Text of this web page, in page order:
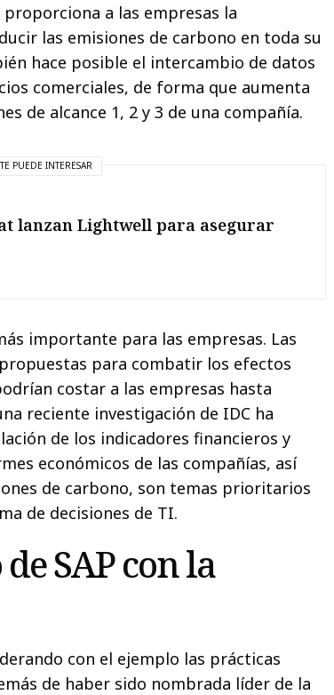
proporciona a las empresas la
las emisiones de carbono en toda su
hace posible el intercambio de datos
comerciales, de forma que aumenta
de alcance 1, 2 y 3 de una compañía.
TE PUEDE INTERESAR
lanzan Lightwell para asegurar
importante para las empresas. Las
para combatir los efectos
costar a las empresas hasta
reciente investigación de IDC ha
de los indicadores financieros y
económicos de las compañías, así
de carbono, son temas prioritarios
de decisiones de TI.
SAP con la
con el ejemplo las prácticas
de haber sido nombrada líder de la